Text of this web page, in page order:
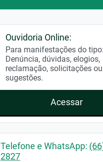
Ouvidoria Online:
Para manifestações do tipo:
Denúncia, dúvidas, elogios,
reclamação, solicitações ou
sugestões.
Acessar
Telefone e WhatsApp:
2827